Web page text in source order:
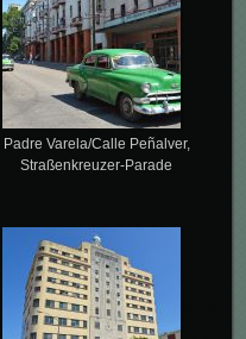
Padre Varela/Calle Peñalver,
Straßenkreuzer-Parade